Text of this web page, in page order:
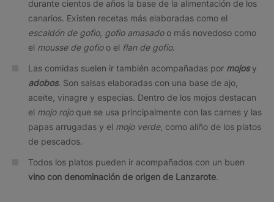
durante cientos de años la base de la alimentación de los
canarios. Existen recetas más elaboradas como el
escaldón de gofio, gofio amasadoo más novedoso como
el mousse de gofioo el flan de gofio.
Las comidas suelen ir también acompañadas por mojosy
adobos. Son salsas elaboradas con una base de ajo,
aceite, vinagre y especias. Dentro de los mojos destacan
el mojo rojoque se usa principalmente con las carnes y las
papas arrugadas y el mojo verde, como aliño de los platos
de pescados.
Todos los platos pueden ir acompañados con un buen
vino con denominación de origen de Lanzarote.